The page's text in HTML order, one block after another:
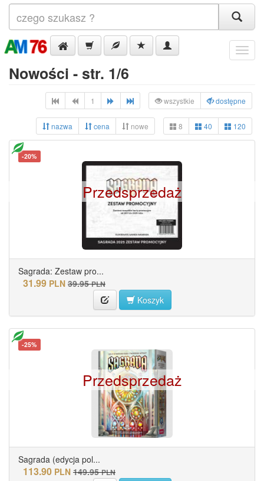
Menu
Nowości - str. 1/6
1 wszystkie dostępne
nazwa cena nowe 8 40 120
-20%
Sagrada: Zestaw pro...
31.99 PLN 39.95 PLN
Koszyk
Przedsprzedaż
-25%
Sagrada (edycja pol...
113.90 PLN 149.95 PLN
Przedsprzedaż